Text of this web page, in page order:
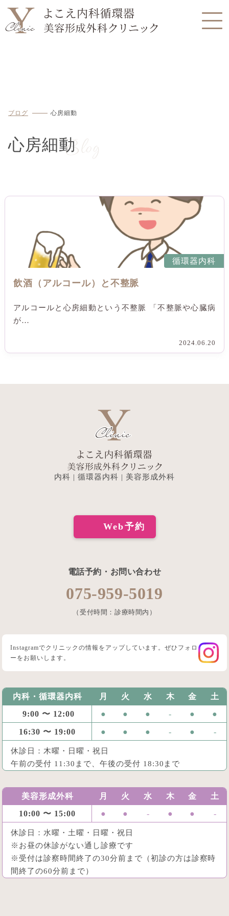
ブログ 心房細動
Blog
心房細動
循環器内科
飲酒（アルコール）と不整脈
アルコールと心房細動という不整脈 「不整脈や心臓病
が…
2024.06.20
内科 | 循環器内科 | 美容形成外科
Web予約
電話予約・お問い合わせ
075-959-5019
（受付時間：診療時間内）
Instagramでクリニックの情報をアップしています。ぜひフォロ
ーをお願いします。
内科・循環器内科 月 火 水 木 金 土
9:00 〜 12:00 ● ● ● - ● ●
16:30 〜 19:00 ● ● ● - ● -
休診日：木曜・日曜・祝日
午前の受付 11:30まで、午後の受付 18:30まで
美容形成外科 月 火 水 木 金 土
10:00 〜 15:00 ● ● - ● ● -
休診日：水曜・土曜・日曜・祝日
※お昼の休診がない通し診療です
※受付は診察時間終了の30分前まで（初診の方は診察時
間終了の60分前まで）